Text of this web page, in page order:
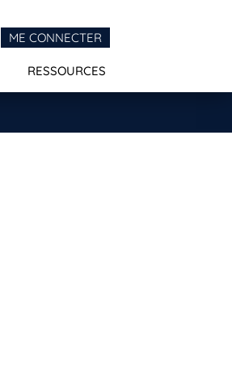
ME CONNECTER
RESSOURCES